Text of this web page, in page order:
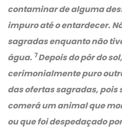
contaminar de alguma
impuro até o entardecer.
sagradas enquanto não
água. 7Depois do pôr do
cerimonialmente puro
das ofertas sagradas, pois
comerá um animal que
ou que foi despedaçado